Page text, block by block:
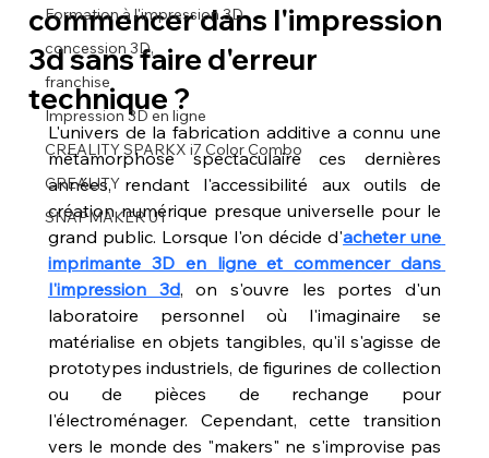
Formation à l'impression 3D
concession 3D,
franchise
Impression 3D en ligne
CREALITY SPARKX i7 Color Combo
CREALITY
SNAPMAKER U1
commencer dans l'impression
3d sans faire d'erreur
technique ?
L'univers de la fabrication additive a connu une
métamorphose spectaculaire ces dernières
années, rendant l'accessibilité aux outils de
création numérique presque universelle pour le
grand public. Lorsque l'on décide d'acheter une
imprimante 3D en ligne et commencer dans
l'impression 3d, on s'ouvre les portes d'un
laboratoire personnel où l'imaginaire se
matérialise en objets tangibles, qu'il s'agisse de
prototypes industriels, de figurines de collection
ou de pièces de rechange pour
l'électroménager. Cependant, cette transition
vers le monde des "makers" ne s'improvise pas